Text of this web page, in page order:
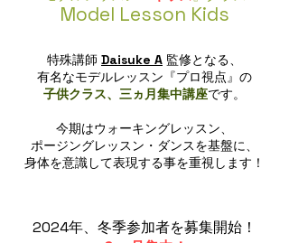
Model Lesson Kids
特殊講師 Daisuke A 監修となる、
有名なモデルレッスン『プロ視点』の
子供クラス、三ヵ月集中講座です。
今期はウォーキングレッスン、
ポージングレッスン・ダンスを基盤に、
身体を意識して表現する事を重視します！
2024年、冬季参加者を募集開始！